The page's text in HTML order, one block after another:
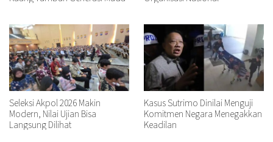
Seleksi Akpol 2026 Makin
Modern, Nilai Ujian Bisa
Langsung Dilihat
Kasus Sutrimo Dinilai Menguji
Komitmen Negara Menegakkan
Keadilan